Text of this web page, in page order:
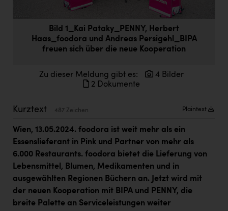
Doppler Gruppe
Immotech
INTERSPORT Austria
Bild 1_Kai Pataky_PENNY, Herbert
Haas_foodora und Andreas Persigehl_BIPA
freuen sich über die neue Kooperation
Zu dieser Meldung gibt es:
4 Bilder
2 Dokumente
Kurztext 487 Zeichen Plaintext
Wien, 13.05.2024. foodora ist weit mehr als ein
Essenslieferant in Pink und Partner von mehr als
6.000 Restaurants. foodora bietet die Lieferung von
Lebensmittel, Blumen, Medikamenten und in
ausgewählten Regionen Büchern an. Jetzt wird mit
der neuen Kooperation mit BIPA und PENNY, die
breite Palette an Serviceleistungen weiter